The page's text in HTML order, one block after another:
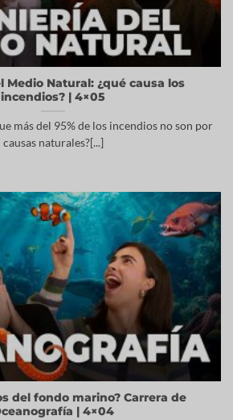
Medio Natural: ¿qué causa los
incendios? | 4×05
más del 95% de los incendios no son por
causas naturales?[...]
del fondo marino? Carrera de
| 4×04